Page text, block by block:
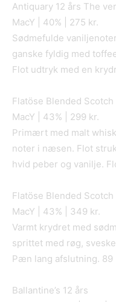
Antiquary 12 års The
MacY | 40% | 275 kr.
Sødmefulde
ganske fyldig med
Flot udtryk med en
Flatöse Blended Scotch
MacY | 43% | 299 kr.
Primært med malt
noter i næsen. Flot
hvid peber og vanilje.
Flatöse Blended Scotch
MacY | 43% | 349 kr.
Varmt krydret med
sprittet med røg,
Pæn lang afslutning. 89
Ballantine’s 12 års